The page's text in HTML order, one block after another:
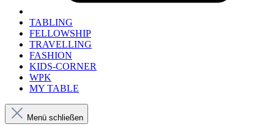
TABLING
FELLOWSHIP
TRAVELLING
FASHION
KIDS-CORNER
WPK
MY TABLE
Menü schließen